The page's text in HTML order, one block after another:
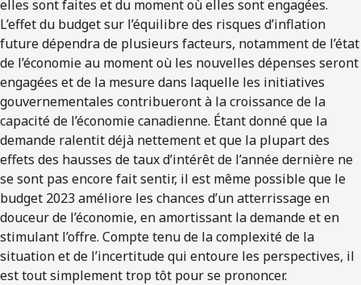
elles sont faites et du moment où elles sont engagées.
L’effet du budget sur l’équilibre des risques d’inflation
future dépendra de plusieurs facteurs, notamment de l’état
de l’économie au moment où les nouvelles dépenses seront
engagées et de la mesure dans laquelle les initiatives
gouvernementales contribueront à la croissance de la
capacité de l’économie canadienne. Étant donné que la
demande ralentit déjà nettement et que la plupart des
effets des hausses de taux d’intérêt de l’année dernière ne
se sont pas encore fait sentir, il est même possible que le
budget 2023 améliore les chances d’un atterrissage en
douceur de l’économie, en amortissant la demande et en
stimulant l’offre. Compte tenu de la complexité de la
situation et de l’incertitude qui entoure les perspectives, il
est tout simplement trop tôt pour se prononcer.